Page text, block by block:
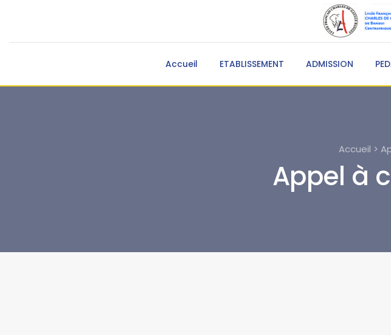
Accueil ETABLISSEMENT ADMISSION
Accueil >
Appel à